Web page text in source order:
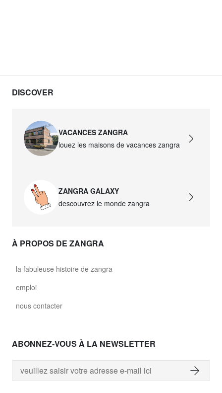
DISCOVER
VACANCES ZANGRA
louez les maisons de vacances zangra
ZANGRA GALAXY
descouvrez le monde zangra
À PROPOS DE ZANGRA
la fabuleuse histoire de zangra
emploi
nous contacter
ABONNEZ-VOUS À LA NEWSLETTER